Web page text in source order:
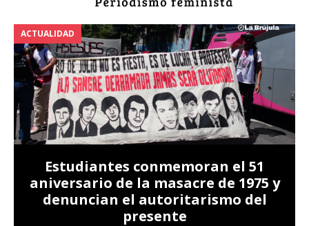
ACTUALIDAD
Estudiantes conmemoran el 51
aniversario de la masacre de 1975 y
denuncian el autoritarismo del
presente